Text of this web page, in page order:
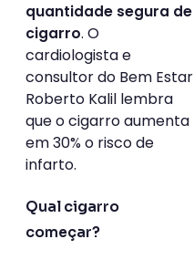
quantidade segura de
cigarro. O
cardiologista e
consultor do Bem Estar
Roberto Kalil lembra
que o cigarro aumenta
em 30% o risco de
infarto.
Qual cigarro
começar?